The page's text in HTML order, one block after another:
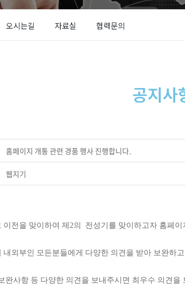
오시는길 자료실 협력문의
공지사
홈페이지 개통 관련 경품 행사 진행합니다.
웹지기
전을 맞이하여 제2의 전성기를 맞이하고자 홈페
내외부인 모든분들에게 다양한 의견을 받아 보완하
완사항 등 다양한 의견을 보내주시면 최우수 의견